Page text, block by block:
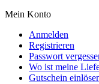
Mein Konto
Anmelden
Registrieren
Passwort
Wo ist meine
Gutschein